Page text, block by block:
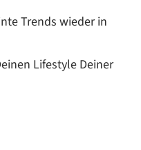
Trends wieder in
Lifestyle Deiner